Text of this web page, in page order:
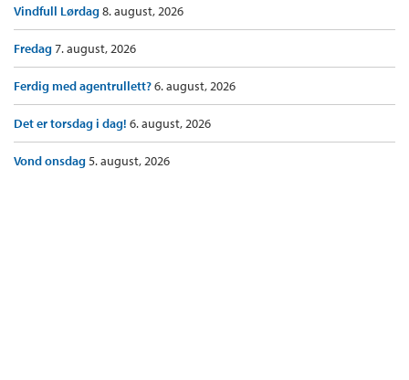
Vindfull Lørdag8. august, 2026
Fredag7. august, 2026
Ferdig med agentrullett?6. august, 2026
Det er torsdag i dag! 6. august, 2026
Vond onsdag5. august, 2026